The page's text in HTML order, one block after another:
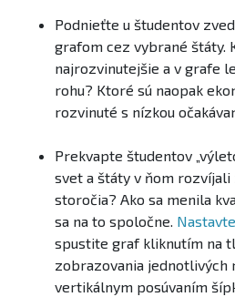
Podnieťte u študentov
grafom cez vybrané štáty.
najrozvinutejšie a v grafe
rohu? Ktoré sú naopak
rozvinuté s nízkou
Prekvapte študentov
svet a štáty v ňom rozvíjali
storočia? Ako sa menila
sa na to spoločne.
spustite graf kliknutím na
zobrazovania jednotlivých
vertikálnym posúvaním